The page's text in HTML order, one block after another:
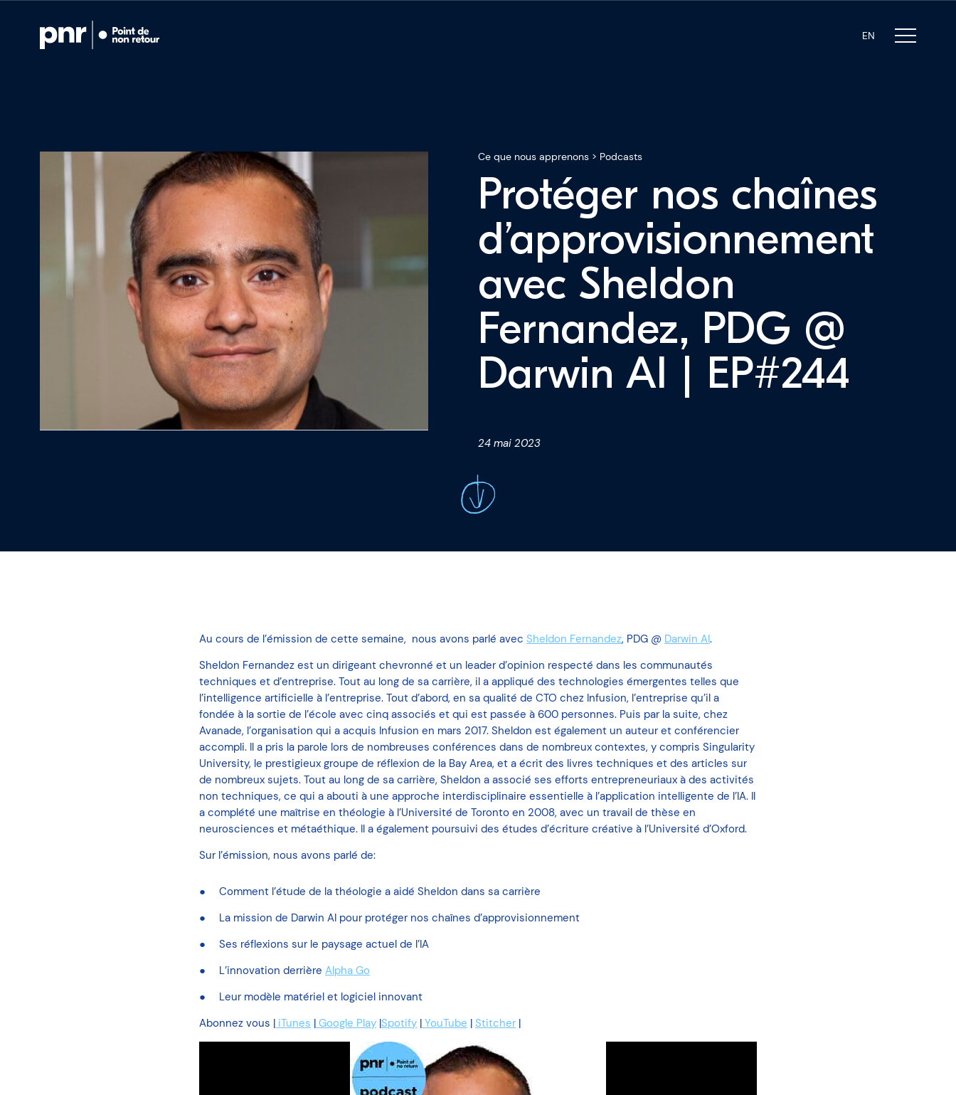
EN
Notre expertise
Qui sommes-nous
Pour les PDG
Pour les investisseurs
Ce que nous apprenons
Notre plateforme
Ce que nous apprenons > Podcasts
Protéger nos chaînes
d’approvisionnement
avec Sheldon
Fernandez, PDG @
Darwin AI | EP#244
24 mai 2023
Au cours de l’émission de cette semaine, nous avons parlé avec Sheldon Fernandez, PDG @ Darwin AI.
Sheldon Fernandez est un dirigeant chevronné et un leader d’opinion respecté dans les communautés
techniques et d’entreprise. Tout au long de sa carrière, il a appliqué des technologies émergentes telles que
l’intelligence artificielle à l’entreprise. Tout d’abord, en sa qualité de CTO chez Infusion, l’entreprise qu’il a
fondée à la sortie de l’école avec cinq associés et qui est passée à 600 personnes. Puis par la suite, chez
Avanade, l’organisation qui a acquis Infusion en mars 2017. Sheldon est également un auteur et conférencier
accompli. Il a pris la parole lors de nombreuses conférences dans de nombreux contextes, y compris Singularity
University, le prestigieux groupe de réflexion de la Bay Area, et a écrit des livres techniques et des articles sur
de nombreux sujets. Tout au long de sa carrière, Sheldon a associé ses efforts entrepreneuriaux à des activités
non techniques, ce qui a abouti à une approche interdisciplinaire essentielle à l’application intelligente de l’IA. Il
a complété une maîtrise en théologie à l’Université de Toronto en 2008, avec un travail de thèse en
neurosciences et métaéthique. Il a également poursuivi des études d’écriture créative à l’Université d’Oxford.
Sur l’émission, nous avons parlé de:
Comment l’étude de la théologie a aidé Sheldon dans sa carrière
La mission de Darwin AI pour protéger nos chaînes d’approvisionnement
Ses réflexions sur le paysage actuel de l’IA
L’innovation derrière Alpha Go
Leur modèle matériel et logiciel innovant
Abonnez vous | iTunes | Google Play |Spotify | YouTube | Stitcher |